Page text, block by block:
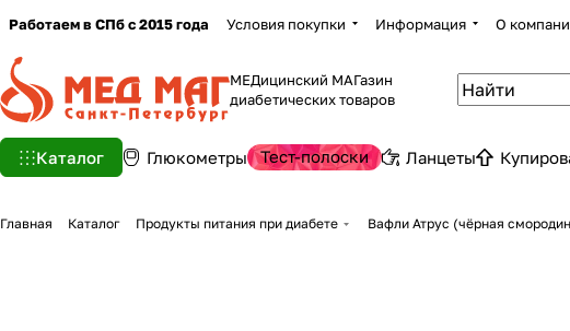
Работаем в СПб с 2015 года Условия покупки Информация О
МЕДицинский МАГазин
диабетических товаров
Каталог Глюкометры Тест-полоски Ланцеты
Главная Каталог Продукты питания при диабете Вафли Атрус (чёрная